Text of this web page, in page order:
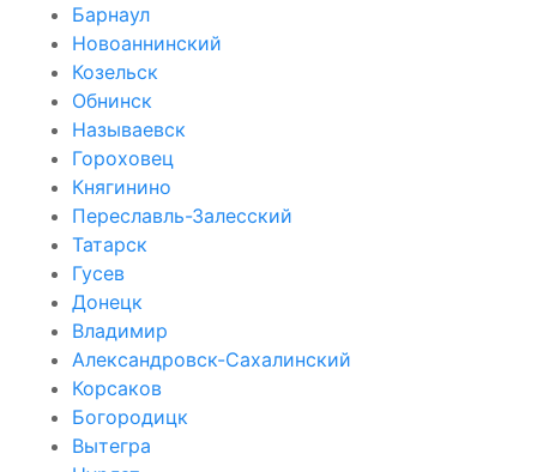
Барнаул
Новоаннинский
Козельск
Обнинск
Называевск
Гороховец
Княгинино
Переславль-Залесский
Татарск
Гусев
Донецк
Владимир
Александровск-Сахалинский
Корсаков
Богородицк
Вытегра